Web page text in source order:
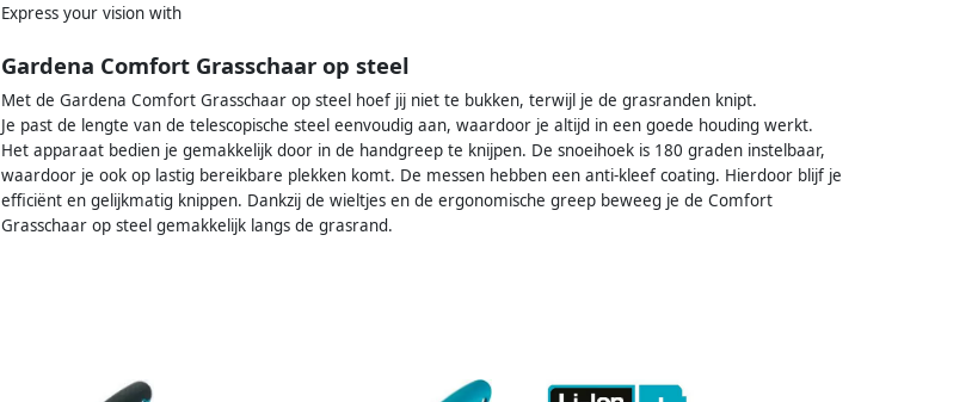
Express your vision with
Gardena Comfort Grasschaar op steel
Met de Gardena Comfort Grasschaar op steel hoef jij niet te bukken, terwijl je de grasranden knipt.
Je past de lengte van de telescopische steel eenvoudig aan, waardoor je altijd in een goede houding werkt.
Het apparaat bedien je gemakkelijk door in de handgreep te knijpen. De snoeihoek is 180 graden instelbaar,
waardoor je ook op lastig bereikbare plekken komt. De messen hebben een anti-kleef coating. Hierdoor blijf je
efficiënt en gelijkmatig knippen. Dankzij de wieltjes en de ergonomische greep beweeg je de Comfort
Grasschaar op steel gemakkelijk langs de grasrand.